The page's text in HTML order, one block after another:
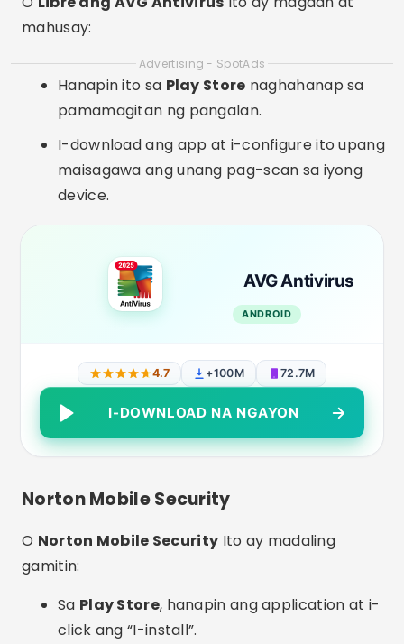
mahusay:
Advertising - SpotAds
Hanapin ito sa Play Store naghahanap sa
pamamagitan ng pangalan.
I-download ang app at i-configure ito upang
maisagawa ang unang pag-scan sa iyong
device.
AVG Antivirus
ANDROID
4.7 +100M 72.7M
I-DOWNLOAD NA NGAYON
Norton Mobile Security
O Norton Mobile Security Ito ay madaling
gamitin:
Sa Play Store, hanapin ang application at i-
click ang “I-install”.